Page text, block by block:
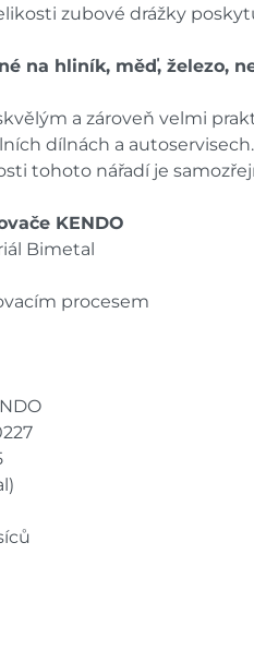
zubové drážky
na hliník, měď, železo,
a zároveň velmi
dílnách a autoservisech.
tohoto nářadí je
KENDO
Bimetal
procesem